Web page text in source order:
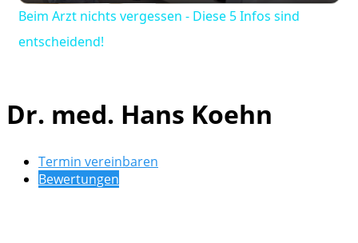
Beim Arzt nichts vergessen - Diese 5 Infos sind
entscheidend!
Dr. med. Hans Koehn
Termin vereinbaren
Bewertungen